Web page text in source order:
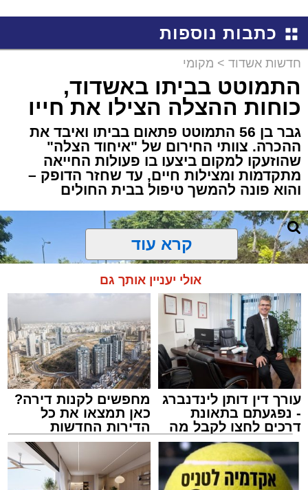
באשדוד
כתבות נוספות
חדשות אשדוד > מקומי
התמוטט בביתו באשדוד,
כוחות ההצלה הצילו את חייו
גבר בן 56 התמוטט פתאום בביתו ואיבד את
ההכרה. צוותי החירום של "איחוד הצלה"
שהוזעקו למקום ביצעו בו פעולות החייאה
מתקדמות ומצילות חיים, עד שחזר הדופק –
והוא פונה להמשך טיפול בבית החולים
צילום: דוברות איחוד הצלה
מערכת האתר / 15:39 07.08.26
קרא עוד
אולי יעניין אותך גם
עורך דין דותן לינדנברג
- נפגעתם בתאונת
דרכים לחצו לקבל מה
שמגיע לכם
מחפשים לקנות דירה?
כאן תמצאו את כל
הדירות החדשות
למכירה באשדוד >>>